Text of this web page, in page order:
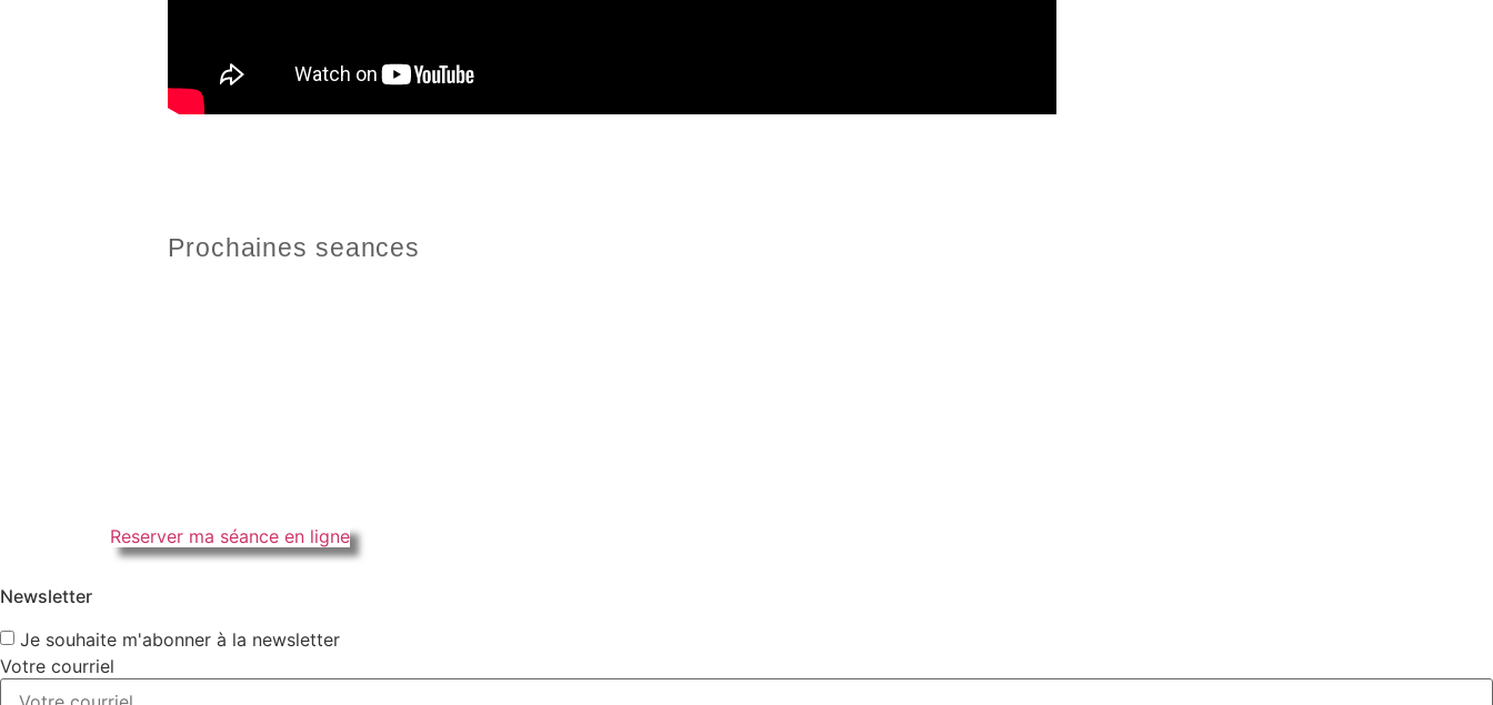
Prochaines seances
Reserver ma séance en ligne
Newsletter
Je souhaite m'abonner à la newsletter
Votre courriel